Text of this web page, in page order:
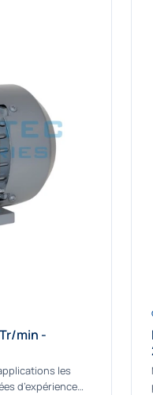
min -
les
d’expérience